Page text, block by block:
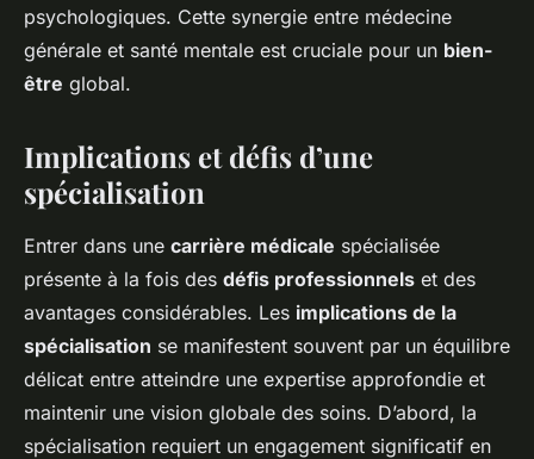
psychologiques. Cette synergie entre médecine
générale et santé mentale est cruciale pour un bien-
être global.
Implications et défis d’une
spécialisation
Entrer dans une carrière médicale spécialisée
présente à la fois des défis professionnels et des
avantages considérables. Les implications de la
spécialisation se manifestent souvent par un équilibre
délicat entre atteindre une expertise approfondie et
maintenir une vision globale des soins. D’abord, la
spécialisation requiert un engagement significatif en